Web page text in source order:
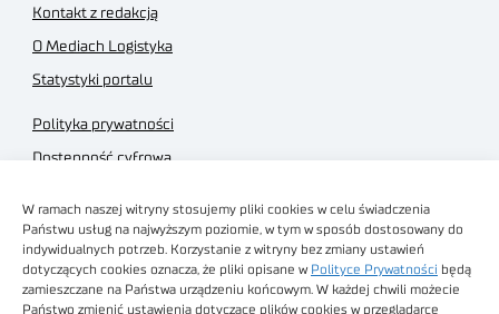
W ramach naszej witryny stosujemy pliki cookies w celu świadczenia
Państwu usług na najwyższym poziomie, w tym w sposób dostosowany do
indywidualnych potrzeb. Korzystanie z witryny bez zmiany ustawień
dotyczących cookies oznacza, że pliki opisane w Polityce Prywatności będą
zamieszczane na Państwa urządzeniu końcowym. W każdej chwili możecie
Państwo zmienić ustawienia dotyczące plików cookies w przeglądarce
Kontakt z redakcją
O Mediach Logistyka
Statystyki portalu
Polityka prywatności
Dostępność cyfrowa
Regulamin sklepu